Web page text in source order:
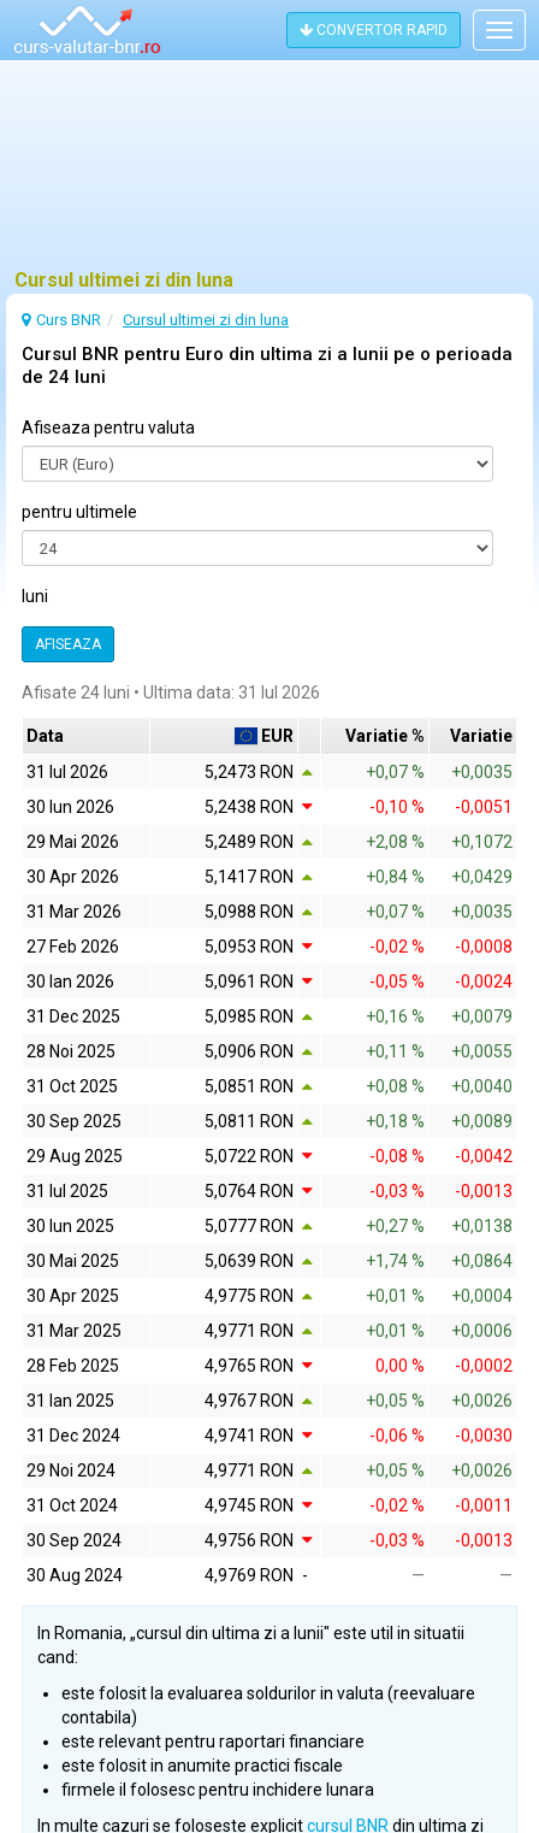
CONVERTOR RAPID
Cursul ultimei zi din luna
Curs BNR Cursul ultimei zi din luna
Cursul BNR pentru Euro din ultima zi a lunii pe o perioada
de 24 luni
Afiseaza pentru valuta
pentru ultimele
luni
AFISEAZA
Afisate 24 luni • Ultima data: 31 Iul 2026
Data EUR Variatie %
Variatie
31 Iul 2026
5,2473 RON +0,07 %
+0,0035
30 Iun 2026
5,2438 RON -0,10 %
-0,0051
29 Mai 2026
5,2489 RON +2,08 %
+0,1072
30 Apr 2026
5,1417 RON +0,84 %
+0,0429
31 Mar 2026
5,0988 RON +0,07 %
+0,0035
27 Feb 2026
5,0953 RON -0,02 %
-0,0008
30 Ian 2026
5,0961 RON -0,05 %
-0,0024
31 Dec 2025
5,0985 RON +0,16 %
+0,0079
28 Noi 2025
5,0906 RON +0,11 %
+0,0055
31 Oct 2025
5,0851 RON +0,08 %
+0,0040
30 Sep 2025
5,0811 RON +0,18 %
+0,0089
29 Aug 2025
5,0722 RON -0,08 %
-0,0042
31 Iul 2025
5,0764 RON -0,03 %
-0,0013
30 Iun 2025
5,0777 RON +0,27 %
+0,0138
30 Mai 2025
5,0639 RON +1,74 %
+0,0864
30 Apr 2025
4,9775 RON +0,01 %
+0,0004
31 Mar 2025
4,9771 RON +0,01 %
+0,0006
28 Feb 2025
4,9765 RON 0,00 %
-0,0002
31 Ian 2025
4,9767 RON +0,05 %
+0,0026
31 Dec 2024
4,9741 RON -0,06 %
-0,0030
29 Noi 2024
4,9771 RON +0,05 %
+0,0026
31 Oct 2024
4,9745 RON -0,02 %
-0,0011
30 Sep 2024
4,9756 RON -0,03 %
-0,0013
30 Aug 2024
4,9769 RON - — —
In Romania, „cursul din ultima zi a lunii" este util in situatii
cand:
este folosit la evaluarea soldurilor in valuta (reevaluare
contabila)
este relevant pentru raportari financiare
este folosit in anumite practici fiscale
firmele il folosesc pentru inchidere lunara
In multe cazuri se foloseste explicitcursul BNR din ultima zi